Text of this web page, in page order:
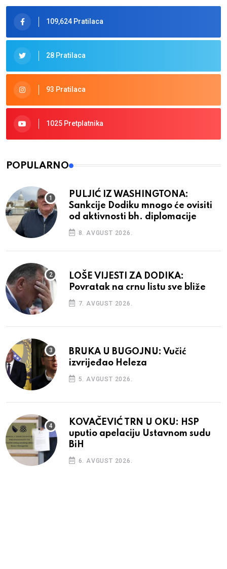
109,624 Pratilaca
28 Pratilaca
93 Pratilaca
1025 Pretplatnika
POPULARNO
PULJIĆ IZ WASHINGTONA:
Sankcije Dodiku mnogo će ovisiti
od aktivnosti bh. diplomacije
8. AVGUST 2026.
LOŠE VIJESTI ZA DODIKA:
Povratak na crnu listu sve bliže
7. AVGUST 2026.
BRUKA U BUGOJNU: Vučić
izvrijeđao Heleza
5. AVGUST 2026.
KOVAČEVIĆ TRN U OKU: HSP
uputio apelaciju Ustavnom sudu
BiH
6. AVGUST 2026.